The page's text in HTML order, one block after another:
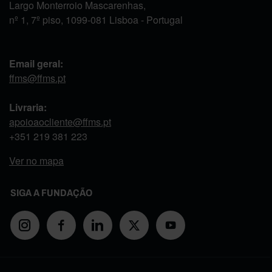
Largo Monterroio Mascarenhas,
nº 1, 7º piso, 1099-081 Lisboa - Portugal
Email geral:
ffms@ffms.pt
Livraria:
apoioaocliente@ffms.pt
+351 219 381 223
Ver no mapa
SIGA A FUNDAÇÃO